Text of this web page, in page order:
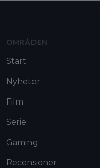
OMRÅDEN
Start
Nyheter
Film
Serie
Gaming
Recensioner